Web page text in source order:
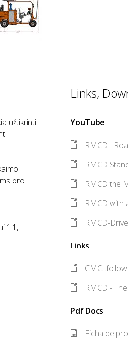
užtikrinti
oro
1:1,
Links,
YouTube
RMCD -
RMCD
RMCD the
RMCD with
RMCD-Drive
Links
RMCD -
Pdf Docs
Ficha de